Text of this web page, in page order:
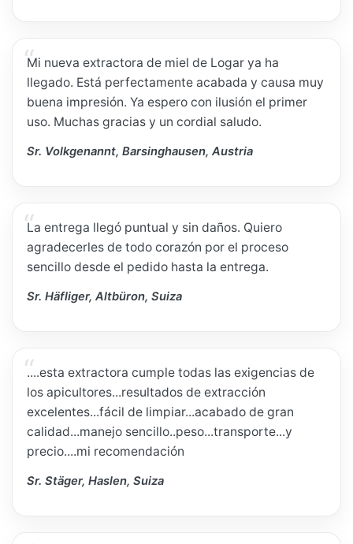
Mi nueva extractora de miel de Logar ya ha
llegado. Está perfectamente acabada y causa muy
buena impresión. Ya espero con ilusión el primer
uso. Muchas gracias y un cordial saludo.
Sr. Volkgenannt, Barsinghausen, Austria
La entrega llegó puntual y sin daños. Quiero
agradecerles de todo corazón por el proceso
sencillo desde el pedido hasta la entrega.
Sr. Häfliger, Altbüron, Suiza
....esta extractora cumple todas las exigencias de
los apicultores...resultados de extracción
excelentes...fácil de limpiar...acabado de gran
calidad...manejo sencillo..peso...transporte...y
precio....mi recomendación
Sr. Stäger, Haslen, Suiza